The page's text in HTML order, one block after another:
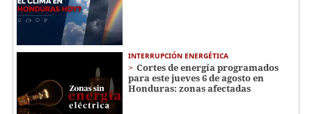
INTERRUPCIÓN ENERGÉTICA
Cortes de energía programados
para este jueves 6 de agosto en
Honduras: zonas afectadas